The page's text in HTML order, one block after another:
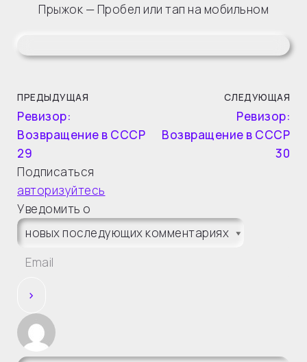
Прыжок — Пробел или тап на мобильном
ПРЕДЫДУЩАЯ
Ревизор:
Возвращение в СССР
29
СЛЕДУЮЩАЯ
Ревизор:
Возвращение в СССР
30
Подписаться
авторизуйтесь
Уведомить о